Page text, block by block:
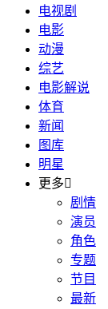
电视剧
电影
动漫
综艺
电影解说
体育
新闻
图库
明星
更多
剧情
演员
角色
专题
节目
最新